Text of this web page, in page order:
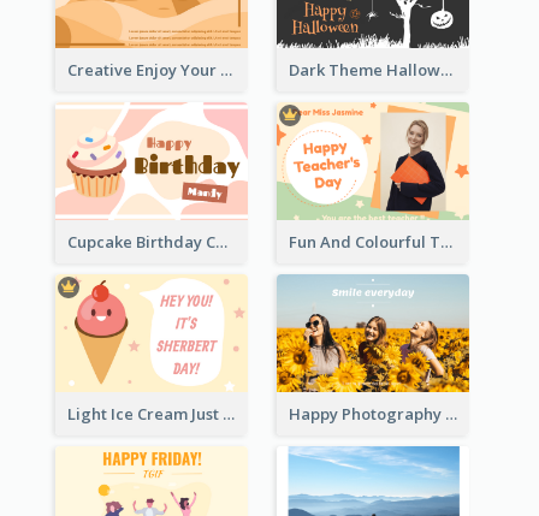
Creative Enjoy Your Trip Card Dark Theme Halloween Greeting Card
Cupcake Birthday Card With Blobs Fun And Colourful Teacher's Day Greeting Card
Light Ice Cream Just Because Greeting Card Happy Photography Greeting Card